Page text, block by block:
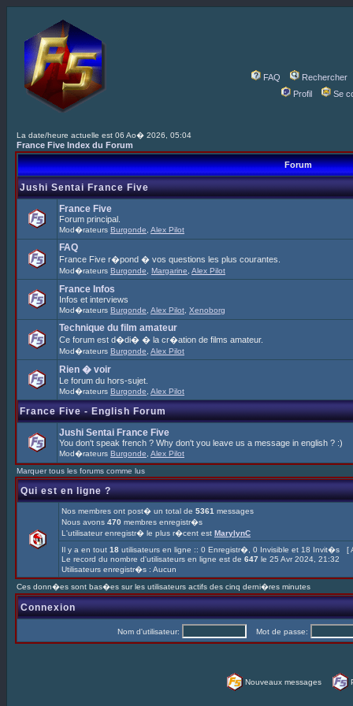
FAQ
Rechercher
Profil
Se
La date/heure actuelle est 06 Ao� 2026, 05:04
France Five Index du Forum
Forum
Jushi Sentai France Five
France Five
Forum principal.
Mod�rateurs Burgonde Alex Pilot
FAQ
France Five r�pond � vos questions les plus courantes.
Mod�rateurs Burgonde Margarine Alex Pilot
France Infos
Infos et interviews
Mod�rateurs Burgonde Alex Pilot Xenoborg
Technique du film amateur
Ce forum est d�di� � la cr�ation de films amateur.
Mod�rateurs Burgonde Alex Pilot
Rien � voir
Le forum du hors-sujet.
Mod�rateurs Burgonde Alex Pilot
France Five - English Forum
Jushi Sentai France Five
You don't speak french ? Why don't you leave us a message in english ? :)
Mod�rateurs Burgonde Alex Pilot
Marquer tous les forums comme lus
Qui est en ligne ?
Nos membres ont post� un total de 5361 messages
Nous avons 470 membres enregistr�s
L'utilisateur enregistr� le plus r�cent est MarylynC
Il y a en tout 18 utilisateurs en ligne :: 0 Enregistr�, 0 Invisible et 18 Invit�s [
Le record du nombre d'utilisateurs en ligne est de 647 le 25 Avr 2024, 21:32
Utilisateurs enregistr�s : Aucun
Ces donn�es sont bas�es sur les utilisateurs actifs des cinq derni�res minutes
Connexion
Nom d'utilisateur: Mot de passe:
Nouveaux messages